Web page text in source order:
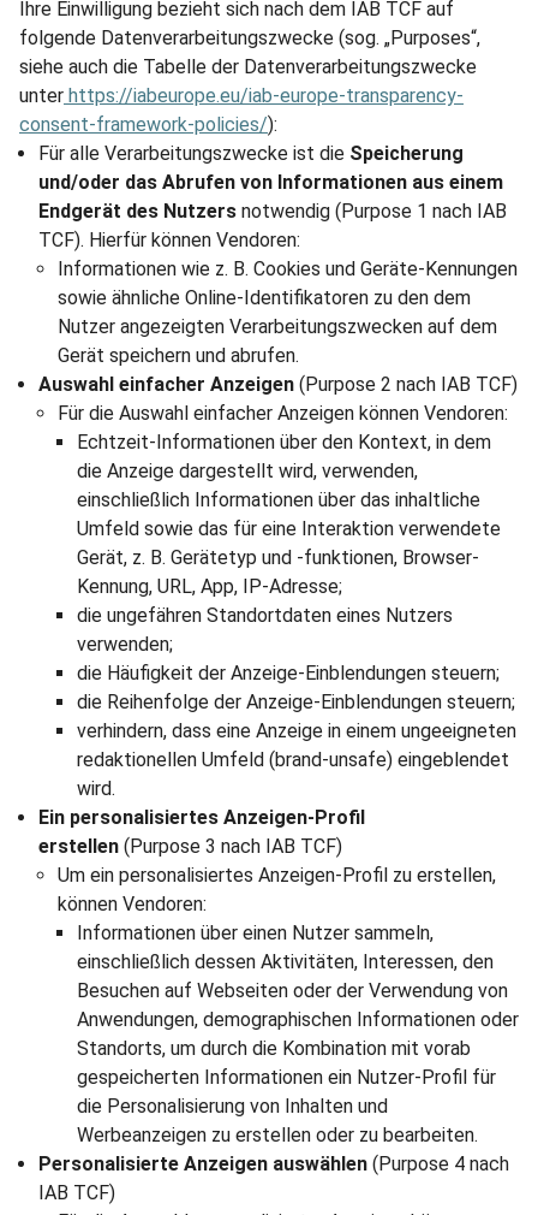
Ihre Einwilligung bezieht sich nach dem IAB TCF auf
folgende Datenverarbeitungszwecke (sog. „Purposes“,
siehe auch die Tabelle der Datenverarbeitungszwecke
unter https://iabeurope.eu/iab-europe-transparency-
consent-framework-policies/):
Für alle Verarbeitungszwecke ist die Speicherung
und/oder das Abrufen von Informationen aus einem
Endgerät des Nutzers notwendig (Purpose 1 nach IAB
TCF). Hierfür können Vendoren:
Informationen wie z. B. Cookies und Geräte-Kennungen
sowie ähnliche Online-Identifikatoren zu den dem
Nutzer angezeigten Verarbeitungszwecken auf dem
Gerät speichern und abrufen.
Auswahl einfacher Anzeigen (Purpose 2 nach IAB TCF)
Für die Auswahl einfacher Anzeigen können Vendoren:
Echtzeit-Informationen über den Kontext, in dem
die Anzeige dargestellt wird, verwenden,
einschließlich Informationen über das inhaltliche
Umfeld sowie das für eine Interaktion verwendete
Gerät, z. B. Gerätetyp und -funktionen, Browser-
Kennung, URL, App, IP-Adresse;
die ungefähren Standortdaten eines Nutzers
verwenden;
die Häufigkeit der Anzeige-Einblendungen steuern;
die Reihenfolge der Anzeige-Einblendungen steuern;
verhindern, dass eine Anzeige in einem ungeeigneten
redaktionellen Umfeld (brand-unsafe) eingeblendet
wird.
Ein personalisiertes Anzeigen-Profil
erstellen (Purpose 3 nach IAB TCF)
Um ein personalisiertes Anzeigen-Profil zu erstellen,
können Vendoren:
Informationen über einen Nutzer sammeln,
einschließlich dessen Aktivitäten, Interessen, den
Besuchen auf Webseiten oder der Verwendung von
Anwendungen, demographischen Informationen oder
Standorts, um durch die Kombination mit vorab
gespeicherten Informationen ein Nutzer-Profil für
die Personalisierung von Inhalten und
Werbeanzeigen zu erstellen oder zu bearbeiten.
Personalisierte Anzeigen auswählen (Purpose 4 nach
IAB TCF)